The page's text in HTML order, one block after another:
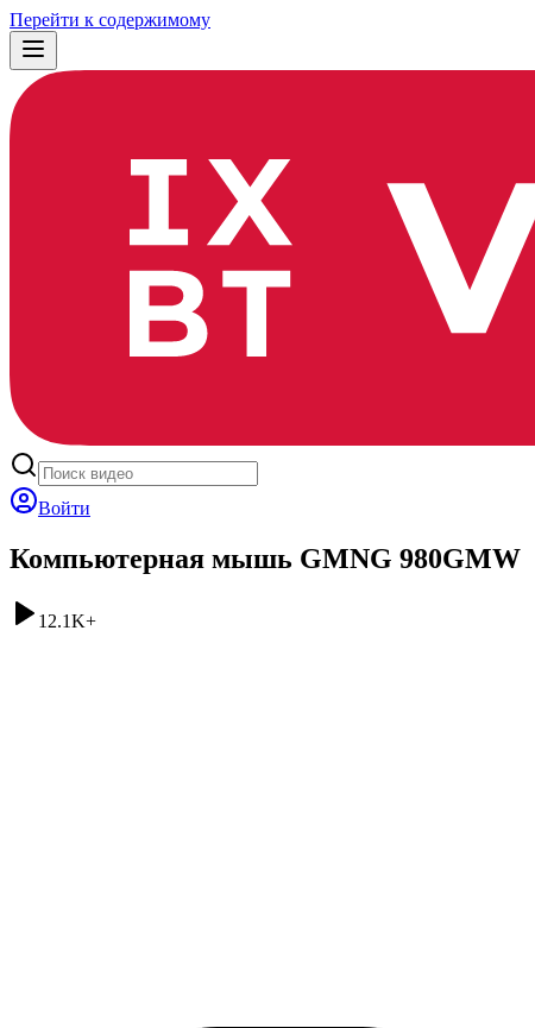
Перейти к содержимому
Войти
Компьютерная мышь GMNG 980GMW
12.1K+